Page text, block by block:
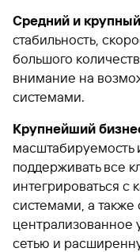
Средний и
стабильность,
большого
внимание на
системами.
Крупнейший
масштабируемость
поддерживать все
интегрироваться с
системами, а также
централизованное
сетью и